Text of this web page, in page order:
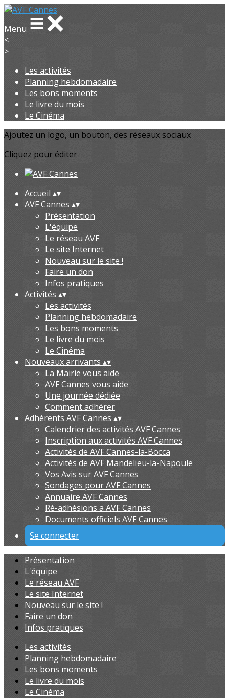
Menu
<
>
Les activités
Planning hebdomadaire
Les bons moments
Le livre du mois
Le Cinéma
Ajoutez un logo, un bouton, des réseaux sociaux
Cliquez pour éditer
Accueil ▴▾
AVF Cannes ▴▾
Présentation
L'équipe
Le réseau AVF
Le site Internet
Nouveau sur le site !
Faire un don
Infos pratiques
Activités ▴▾
Les activités
Planning hebdomadaire
Les bons moments
Le livre du mois
Le Cinéma
Nouveaux arrivants ▴▾
La Mairie vous aide
AVF Cannes vous aide
Une journée dédiée
Comment adhérer
Adhérents AVF Cannes ▴▾
Calendrier des activités AVF Cannes
Inscription aux activités AVF Cannes
Activités de AVF Cannes-la-Bocca
Activités de AVF Mandelieu-la-Napoule
Vos Avis sur AVF Cannes
Sondages pour AVF Cannes
Annuaire AVF Cannes
Ré-adhésions a AVF Cannes
Documents officiels AVF Cannes
Se connecter
Présentation
L'équipe
Le réseau AVF
Le site Internet
Nouveau sur le site !
Faire un don
Infos pratiques
Les activités
Planning hebdomadaire
Les bons moments
Le livre du mois
Le Cinéma